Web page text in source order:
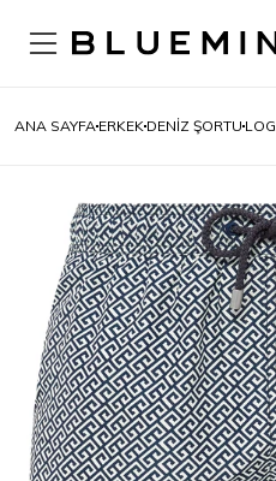
ANA SAYFA ERKEK DENIZ ŞORTU